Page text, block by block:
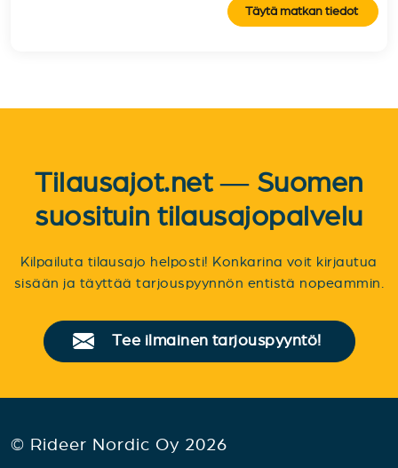
Täytä matkan tiedot
Tilausajot.net — Suomen
suosituin tilausajopalvelu
Kilpailuta tilausajo helposti! Konkarina voit kirjautua
sisään ja täyttää tarjouspyynnön entistä nopeammin.
Tee ilmainen tarjouspyyntö!
© Rideer Nordic Oy 2026